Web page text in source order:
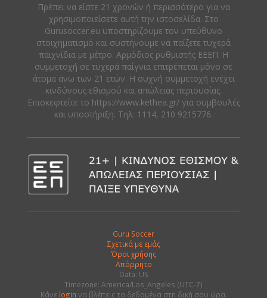
Πρέπει να είστε 21 χρονών ή περισσότερο για να
χρησιμοποιείσετε αυτή την ιστοσελίδα. Στο
Gurusoccer.eu υποστηρίζουμε τον υπεύθυνο
στοιχηματισμό και συστήνουμε να παίζετε τυχερά
παιχνίδια με μέτρο. Αρμόδιος ρυθμιστής ΕΕΕΠ. Η
συμμετοχή σε τυχερά παίγνια επιτρέπεται μόνο σε
άτομα άνω των 21 ετών. Η συχνή συμμετοχή ενέχει
κινδύνους εθισμού και απώλειας περιουσίας.
Eπισκεφτείτε το https://www.kethea.gr/ για συμβουλές
και υποστήριξη. Tηλ: 1114, 210 9215776.
Guru Soccer
Σχετικά με εμάς
Όροι χρήσης
Απόρρητο
Data: US
Timezone: America/Los_Angeles (UTC-7)
Κάνε login να βλέπεις τα δεδομένα στη δική σου ώρα.